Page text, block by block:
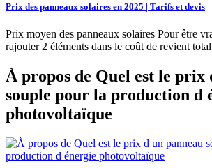
Prix des panneaux solaires en 2025 | Tarifs et devis
Prix moyen des panneaux solaires Pour être
rajouter 2 éléments dans le coût de revient
À propos de Quel est le prix
souple pour la production d
photovoltaïque